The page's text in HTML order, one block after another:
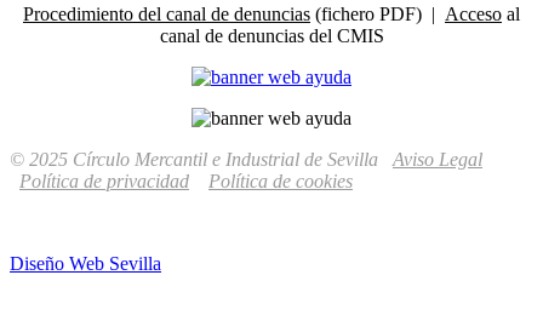
Procedimiento del canal de denuncias (fichero PDF) | Acceso al
canal de denuncias del CMIS
© 2025 Círculo Mercantil e Industrial de Sevilla Aviso Legal
Política de privacidad
Política de cookies
Diseño Web Sevilla